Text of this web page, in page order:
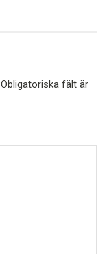
Obligatoriska fält är